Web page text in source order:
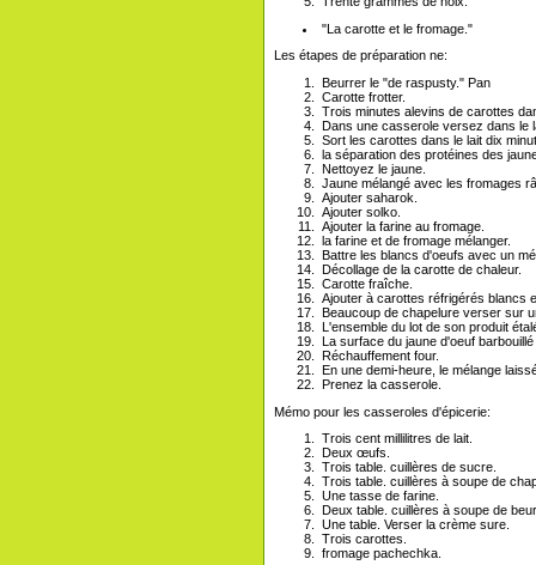
"La carotte et le fromage."
Les étapes de préparation ne:
Beurrer le "de raspusty." Pan
Carotte frotter.
Trois minutes alevins de carottes
Dans une casserole versez dans le
Sort les carottes dans le lait dix
la séparation des protéines des
Nettoyez le jaune.
Jaune mélangé avec les fromages
Ajouter saharok.
Ajouter solko.
Ajouter la farine au fromage.
la farine et de fromage mélanger.
Battre les blancs d'oeufs avec un
Décollage de la carotte de chaleur.
Carotte fraîche.
Ajouter à carottes réfrigérés blancs
Beaucoup de chapelure verser sur
L'ensemble du lot de son produit
La surface du jaune d'oeuf
Réchauffement four.
En une demi-heure, le mélange
Prenez la casserole.
Mémo pour les casseroles d'épicerie:
Trois cent millilitres de lait.
Deux œufs.
Trois table. cuillères de sucre.
Trois table. cuillères à soupe de
Une tasse de farine.
Deux table. cuillères à soupe de
Une table. Verser la crème sure.
Trois carottes.
fromage pachechka.